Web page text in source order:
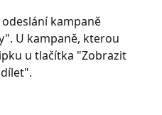
kampaně
U kampaně, kterou
u tlačítka "Zobrazit